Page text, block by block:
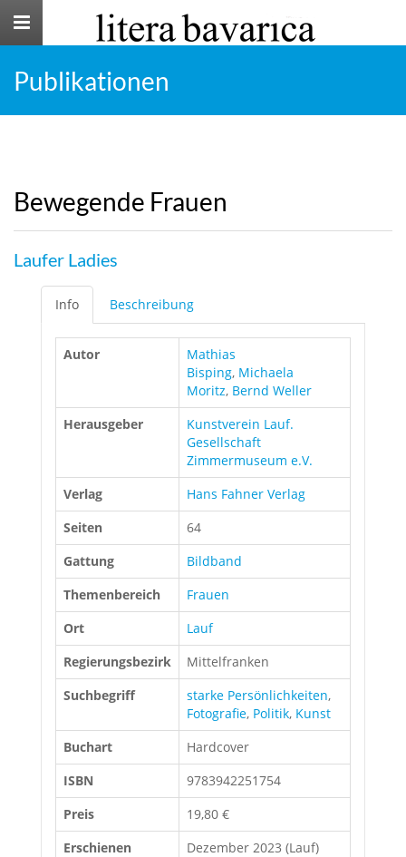
Toggle
Publikationen
Bewegende Frauen
Laufer Ladies
Info Beschreibung
Autor
Mathias
Bisping, Michaela
Moritz, Bernd Weller
Herausgeber
Kunstverein Lauf.
Gesellschaft
Zimmermuseum e.V.
Verlag
Hans Fahner Verlag
Seiten
64
Gattung
Bildband
Themenbereich
Frauen
Ort
Lauf
Regierungsbezirk
Mittelfranken
Suchbegriff
starke Persönlichkeiten,
Fotografie, Politik, Kunst
Buchart
Hardcover
ISBN
9783942251754
Preis
19,80 €
Erschienen
Dezember 2023 (Lauf)